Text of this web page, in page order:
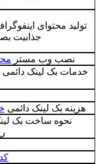
تولید محتوای
جذابیت
نصب وب مستر
خدمات بک لینک دائمی
هزینه بک لینک دائمی
نحوه ساخت بک